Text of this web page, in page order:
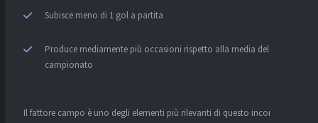
Subisce meno di 1 gol a partita
Produce mediamente più occasioni rispetto alla media del
campionato
Il fattore campo è uno degli elementi più rilevanti di questo incontro.